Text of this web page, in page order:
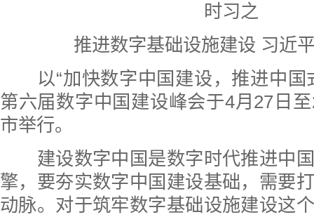
时习之
推进数字基础设施建设 习近
以“加快数字中国建设，推进中国
第六届数字中国建设峰会于4月27日
市举行。
建设数字中国是数字时代推进中国
擎，要夯实数字中国建设基础，需要
动脉。对于筑牢数字基础设施建设这